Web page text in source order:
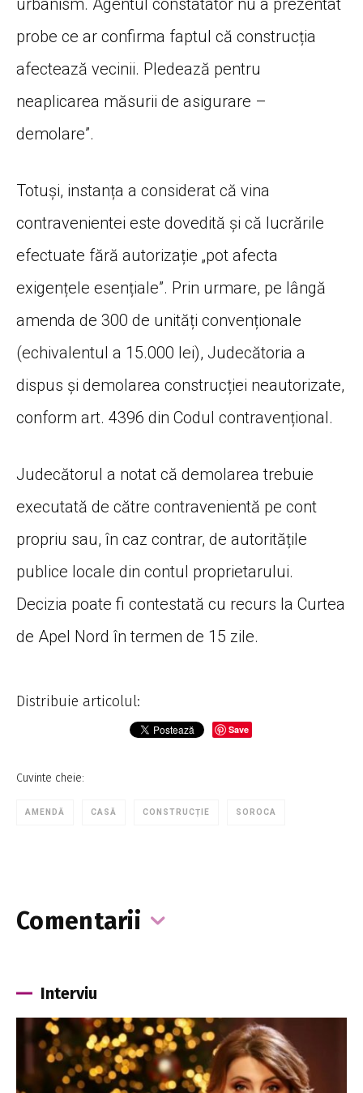
urbanism. Agentul constatator nu a prezentat
probe ce ar confirma faptul că construcția
afectează vecinii. Pledează pentru
neaplicarea măsurii de asigurare –
demolare”.
Totuși, instanța a considerat că vina
contravenientei este dovedită și că lucrările
efectuate fără autorizație „pot afecta
exigențele esențiale”. Prin urmare, pe lângă
amenda de 300 de unități convenționale
(echivalentul a 15.000 lei), Judecătoria a
dispus și demolarea construcției neautorizate,
conform art. 4396 din Codul contravențional.
Judecătorul a notat că demolarea trebuie
executată de către contravenientă pe cont
propriu sau, în caz contrar, de autoritățile
publice locale din contul proprietarului.
Decizia poate fi contestată cu recurs la Curtea
de Apel Nord în termen de 15 zile.
Distribuie articolul:
Save
Cuvinte cheie:
AMENDĂ CASĂ CONSTRUCȚIE SOROCA
Comentarii
Interviu